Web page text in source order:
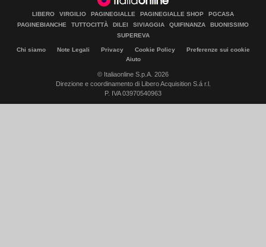
LIBERO VIRGILIO PAGINEGIALLE PAGINEGIALLE SHOP
PGCASA
PAGINEBIANCHE
TUTTOCITTÀ DILEI SIVIAGGIA QUIFINANZA
BUONISSIMO
SUPEREVA
Chi siamo Note Legali Privacy Cookie Policy
Preferenze sui cookie
Aiuto
© Italiaonline S.p.A. 2026
Direzione e coordinamento di Libero Acquisition S.á r.l.
P. IVA 03970540963